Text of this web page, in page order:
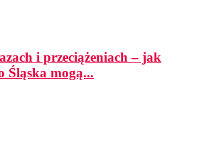
i przeciążeniach – jak
Śląska mogą...